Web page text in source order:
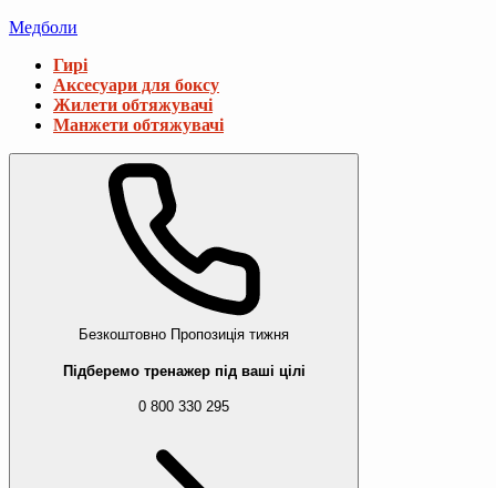
Медболи
Гирі
Аксесуари для боксу
Жилети обтяжувачі
Манжети обтяжувачі
Безкоштовно Пропозиція тижня
Підберемо тренажер під ваші цілі
0 800 330 295